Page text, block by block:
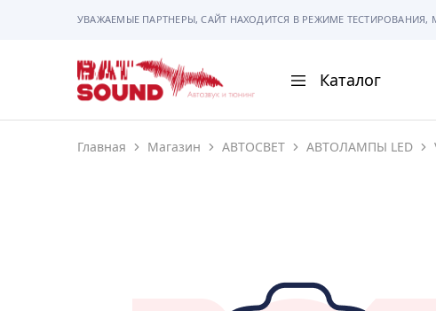
УВАЖАЕМЫЕ ПАРТНЕРЫ, САЙТ НАХОДИТСЯ В РЕЖИМЕ ТЕСТИРОВАНИЯ,
BAT
Sound
Каталог
АВТОМАГНИТОЛЫ
ГАДЖЕТЫ
Главная Магазин АВТОСВЕТ АВТОЛАМПЫ LED